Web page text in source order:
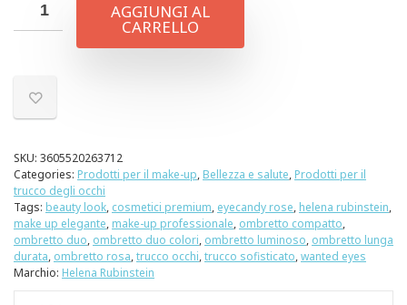
AGGIUNGI AL
CARRELLO
SKU: 3605520263712
Categories: Prodotti per il make-up, Bellezza e salute, Prodotti per il
trucco degli occhi
Tags: beauty look, cosmetici premium, eyecandy rose, helena rubinstein,
make up elegante, make-up professionale, ombretto compatto,
ombretto duo, ombretto duo colori, ombretto luminoso, ombretto lunga
durata, ombretto rosa,trucco occhi,trucco sofisticato,wanted eyes
Marchio: Helena Rubinstein